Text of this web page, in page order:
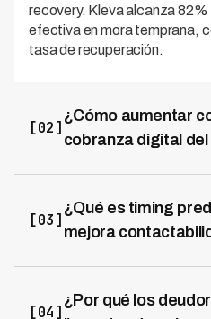
recovery. Kleva alcanza
efectiva en mora temprana,
tasa de recuperación.
[02]
¿Cómo aumentar
cobranza digital
Implementa omnicanalidad
WhatsApp + email), (3) Usa
para llamar en horarios
dialectos LATAM, (6) Warm
[03]
¿Qué es timing
mejora
variables como ocupación,
horaria, y día de semana.
[04]
¿Por qué los